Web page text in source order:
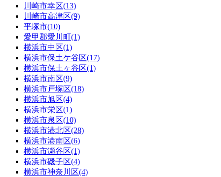
川崎市幸区(13)
川崎市高津区(9)
平塚市(10)
愛甲郡愛川町(1)
横浜市中区(1)
横浜市保土ケ谷区(17)
横浜市保土ヶ谷区(1)
横浜市南区(9)
横浜市戸塚区(18)
横浜市旭区(4)
横浜市栄区(1)
横浜市泉区(10)
横浜市港北区(28)
横浜市港南区(6)
横浜市瀬谷区(1)
横浜市磯子区(4)
横浜市神奈川区(4)